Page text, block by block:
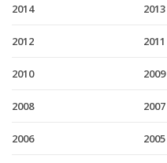
2014 2013
2012 2011
2010 2009
2008 2007
2006 2005